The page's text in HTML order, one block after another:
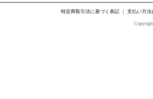
特定商取引法に基づく表記｜ 支払い方法